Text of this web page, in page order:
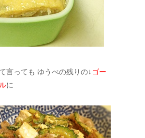
言っても ゆうべの残りの↓ ゴー
に